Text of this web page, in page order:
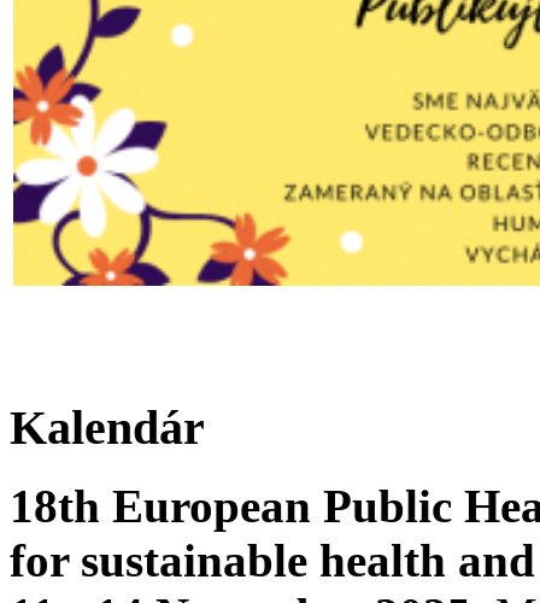
Kalendár
18th European Public
for sustainable health